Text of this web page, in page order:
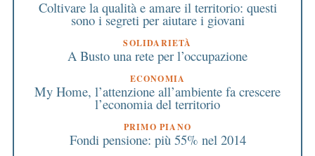
Coltivare la qualità e amare il territorio: questi
sono i segreti per aiutare i giovani
SOLIDARIETÀ
A Busto una rete per l’occupazione
ECONOMIA
My Home, l’attenzione all’ambiente fa crescere
l’economia del territorio
PRIMO PIANO
Fondi pensione: più 55% nel 2014